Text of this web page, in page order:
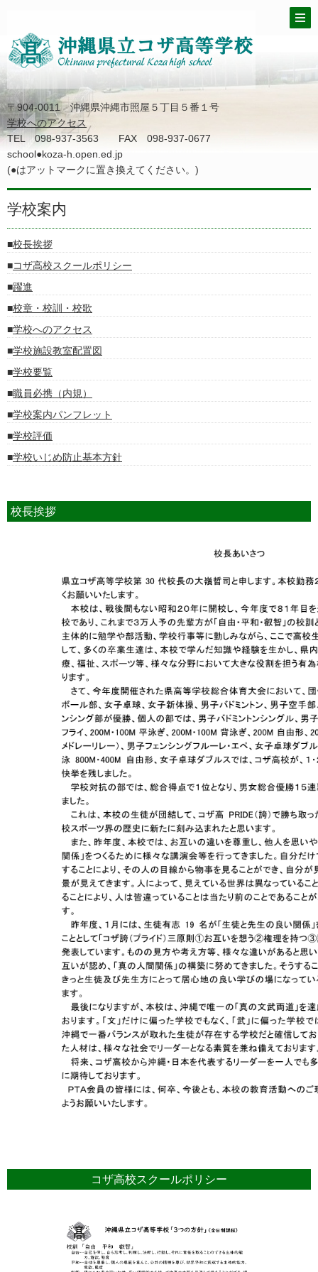
〒904-0011 沖縄県沖縄市照屋５丁目５番１号
学校へのアクセス
TEL 098-937-3563 FAX 098-937-0677
school●koza-h.open.ed.jp
(●はアットマークに置き換えてください。)
学校案内
校長挨拶
コザ高校スクールポリシー
躍進
校章・校訓・校歌
学校へのアクセス
学校施設教室配置図
学校要覧
職員必携（内規）
学校案内パンフレット
学校評価
学校いじめ防止基本方針
校長挨拶
コザ高校スクールポリシー